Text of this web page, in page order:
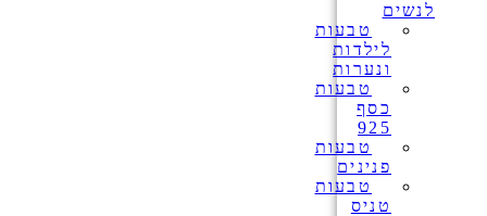
לנשים
טבעות
לילדות
ונערות
טבעות
כסף
925
טבעות
פנינים
טבעות
טניס